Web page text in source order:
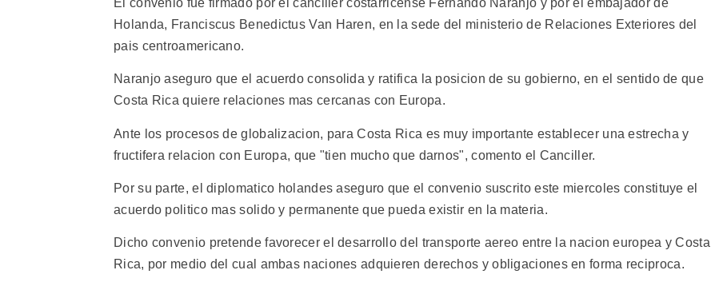
Holanda, Franciscus Benedictus Van Haren, en la sede del ministerio de Relaciones Exteriores del
pais centroamericano.
Naranjo aseguro que el acuerdo consolida y ratifica la posicion de su gobierno, en el sentido de que
Costa Rica quiere relaciones mas cercanas con Europa.
Ante los procesos de globalizacion, para Costa Rica es muy importante establecer una estrecha y
fructifera relacion con Europa, que "tien mucho que darnos", comento el Canciller.
Por su parte, el diplomatico holandes aseguro que el convenio suscrito este miercoles constituye el
acuerdo politico mas solido y permanente que pueda existir en la materia.
Dicho convenio pretende favorecer el desarrollo del transporte aereo entre la nacion europea y Costa
Rica, por medio del cual ambas naciones adquieren derechos y obligaciones en forma reciproca.